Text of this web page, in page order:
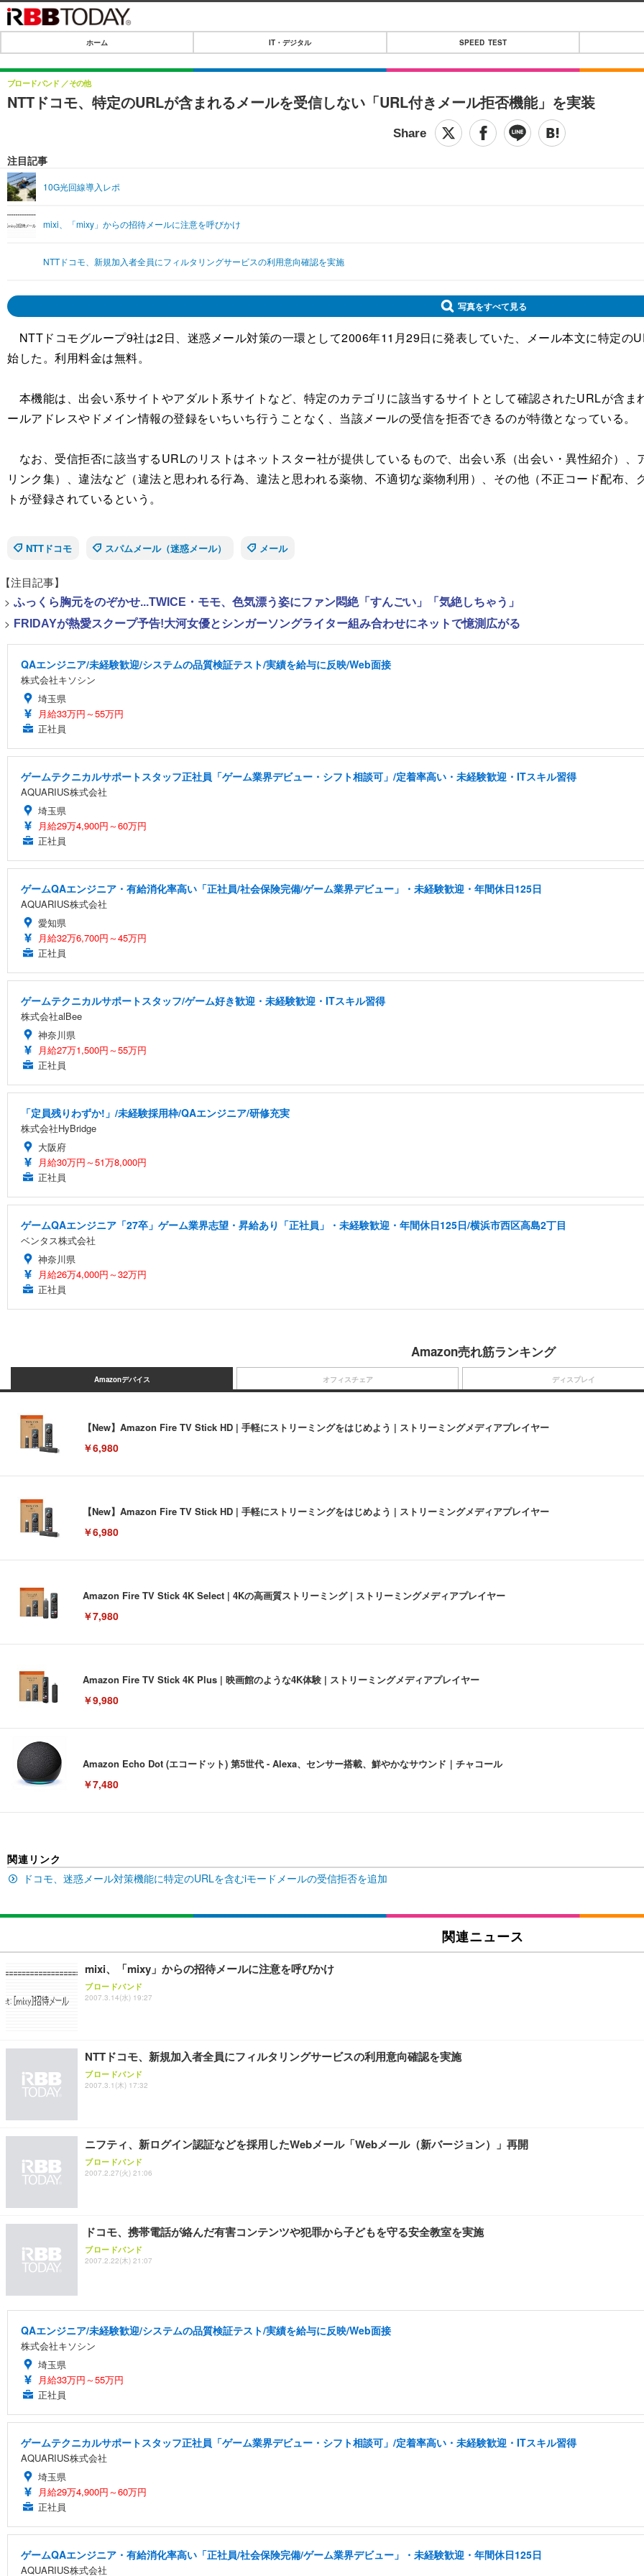
IT・デジタル
IT・デジタルTOP
SPEED TEST
音楽
ライフ
ペット
その他
リリース一覧
プッシュ通知の停止方法
ホーム IT・デジタル SPEED TEST
NTTドコモ、特定のURLが含まれるメールを受信しない「URL付きメール拒否機能」を実装
ブロードバンド その他
注目記事
10G光回線導入レポ
mixi、「mixy」からの招待メールに注意を呼びかけ
NTTドコモ、新規加入者全員にフィルタリングサービスの利用意向確認を実施
写真をすべて見る
NTTドコモグループ9社は2日、迷惑メール対策の一環として2006年11月29日に発表していた、メール本文に特定の
始した。利用料金は無料。
本機能は、出会い系サイトやアダルト系サイトなど、特定のカテゴリに該当するサイトとして確認されたURLが含
ールアドレスやドメイン情報の登録をいちいち行うことなく、当該メールの受信を拒否できるのが特徴となっている。
なお、受信拒否に該当するURLのリストはネットスター社が提供しているもので、出会い系（出会い・異性紹介）、
リンク集）、違法など（違法と思われる行為、違法と思われる薬物、不適切な薬物利用）、その他（不正コード配布
トが登録されているという。
NTTドコモ
スパムメール（迷惑メール） メール
【注目記事】
> ふっくら胸元をのぞかせ...TWICE・モモ、色気漂う姿にファン悶絶「すんごい」「気絶しちゃう」
> FRIDAYが熱愛スクープ予告!大河女優とシンガーソングライター組み合わせにネットで憶測広がる
QAエンジニア/未経験歓迎/システムの品質検証テスト/実績を給与に反映/Web面接
株式会社キソシン
埼玉県
月給33万円～55万円
正社員
ゲームテクニカルサポートスタッフ正社員「ゲーム業界デビュー・シフト相談可」/定着率高い・未経験歓迎・ITスキル習得
AQUARIUS株式会社
埼玉県
月給29万4,900円～60万円
正社員
ゲームQAエンジニア・有給消化率高い「正社員/社会保険完備/ゲーム業界デビュー」・未経験歓迎・年間休日125日
AQUARIUS株式会社
愛知県
月給32万6,700円～45万円
正社員
ゲームテクニカルサポートスタッフ/ゲーム好き歓迎・未経験歓迎・ITスキル習得
株式会社alBee
神奈川県
月給27万1,500円～55万円
正社員
「定員残りわずか!」/未経験採用枠/QAエンジニア/研修充実
株式会社HyBridge
大阪府
月給30万円～51万8,000円
正社員
ゲームQAエンジニア「27卒」ゲーム業界志望・昇給あり「正社員」・未経験歓迎・年間休日125日/横浜市西区高島2丁目
ベンタス株式会社
神奈川県
月給26万4,000円～32万円
正社員
Amazon売れ筋ランキング
Amazonデバイス
【New】Amazon Fire TV Stick HD | 手軽にストリーミングをはじめよう | ストリーミングメディアプレイヤー
￥6,980
【New】Amazon Fire TV Stick HD | 手軽にストリーミングをはじめよう | ストリーミングメディアプレイヤー
￥6,980
Amazon Fire TV Stick 4K Select | 4Kの高画質ストリーミング | ストリーミングメディアプレイヤー
￥7,980
Amazon Fire TV Stick 4K Plus | 映画館のような4K体験 | ストリーミングメディアプレイヤー
￥9,980
Amazon Echo Dot (エコードット) 第5世代 - Alexa、センサー搭載、鮮やかなサウンド｜チャコール
￥7,480
オフィスチェア
(黒網+黒枠+黒足)
SIHOO B100 オフィスチェア／デスクチェア メッシュチェア 人間工学 疲れない ブラック
￥27,999
￥7,680
￥7,680
￥4,139
ディスプレイ
EIZO ビジネス向けプレミアムモニター | FlexScan EV3240X-WT | 31.5型4K UHD・USB Type-C・ホワイト
￥105,595
EIZO ビジネス向けプレミアムモニター | FlexScan EV2740X-WT | 27.0型4K UHD・USB Type-C・ホワイト
￥109,572
￥49,979
￥15,800
Amazonベーシック ペットシーツ 薄型 レギュラー 1回使い捨て 無香料 ホワイト 300枚
￥3,373
Amazonベーシック ペットシーツ 厚型 ワイド 42枚x2袋(84枚) ホワイト(吸収面:ライトブルー)
￥3,234
￥1,800
￥3,670
関連リンク
ドコモ、迷惑メール対策機能に特定のURLを含むiモードメールの受信拒否を追加
関連ニュース
mixi、「mixy」からの招待メールに注意を呼びかけ
ブロードバンド
2007.3.14(水) 19:27
NTTドコモ、新規加入者全員にフィルタリングサービスの利用意向確認を実施
ブロードバンド
2007.3.1(木) 17:32
ニフティ、新ログイン認証などを採用したWebメール「Webメール（新バージョン）」再開
ブロードバンド
2007.2.27(火) 21:06
ドコモ、携帯電話が絡んだ有害コンテンツや犯罪から子どもを守る安全教室を実施
ブロードバンド
2007.2.22(木) 21:07
QAエンジニア/未経験歓迎/システムの品質検証テスト/実績を給与に反映/Web面接
株式会社キソシン
埼玉県
月給33万円～55万円
正社員
ゲームテクニカルサポートスタッフ正社員「ゲーム業界デビュー・シフト相談可」/定着率高い・未経験歓迎・ITスキル習得
AQUARIUS株式会社
埼玉県
月給29万4,900円～60万円
正社員
ゲームQAエンジニア・有給消化率高い「正社員/社会保険完備/ゲーム業界デビュー」・未経験歓迎・年間休日125日
AQUARIUS株式会社